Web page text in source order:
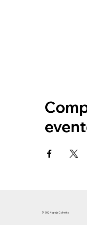
© 2024 Igreja Colheita